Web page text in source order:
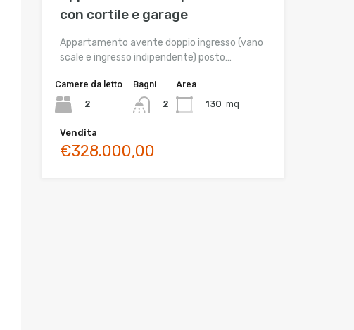
con cortile e garage
Appartamento avente doppio ingresso (vano
scale e ingresso indipendente) posto…
Camere da letto
2
Bagni
2
Area
130 mq
Vendita
€328.000,00